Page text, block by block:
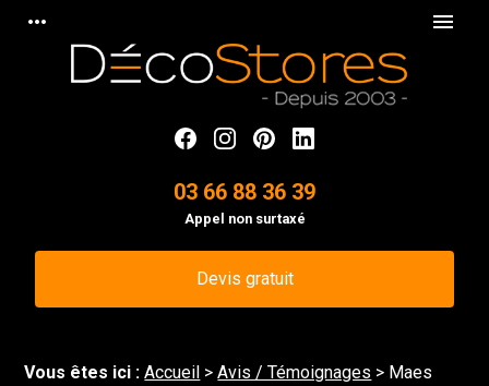
more_horiz menu
03 66 88 36 39
Appel non surtaxé
Devis gratuit
Vous êtes ici :Accueil >Avis / Témoignages > Maes